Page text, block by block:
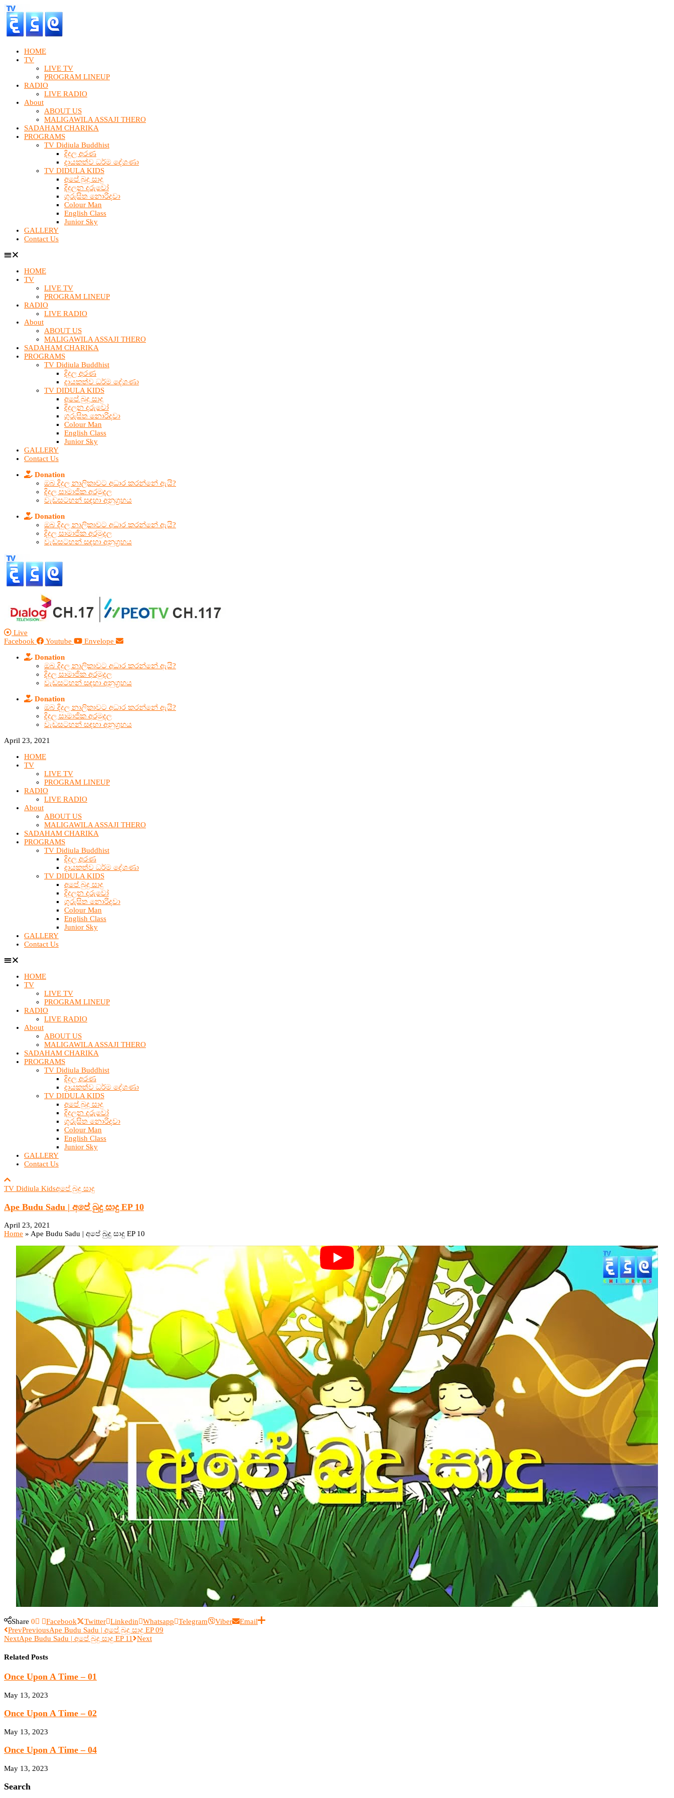
HOME
TV
LIVE TV
PROGRAM LINEUP
RADIO
LIVE RADIO
About
ABOUT US
MALIGAWILA ASSAJI THERO
SADAHAM CHARIKA
PROGRAMS
TV Didiula Buddhist
දිදුල අරණ
දායකත්ව ධර්ම දේශණා
TV DIDULA KIDS
අපේ බුදු සාදු
දිදුලන දරුවෝ
ගුරුසිත නොරිදවා
Colour Man
English Class
Junior Sky
GALLERY
Contact Us
HOME
TV
LIVE TV
PROGRAM LINEUP
RADIO
LIVE RADIO
About
ABOUT US
MALIGAWILA ASSAJI THERO
SADAHAM CHARIKA
PROGRAMS
TV Didiula Buddhist
දිදුල අරණ
දායකත්ව ධර්ම දේශණා
TV DIDULA KIDS
අපේ බුදු සාදු
දිදුලන දරුවෝ
ගුරුසිත නොරිදවා
Colour Man
English Class
Junior Sky
GALLERY
Contact Us
Donation
ඔබ දිදුල නාලිකාවට අධාර කරන්නේ ඇයි?
දිදුල සාමාජික අරමුදල
වැඩසටහන් සඳහා අනුග්‍රහය
Donation
ඔබ දිදුල නාලිකාවට අධාර කරන්නේ ඇයි?
දිදුල සාමාජික අරමුදල
වැඩසටහන් සඳහා අනුග්‍රහය
Live
Facebook
Youtube Envelope
Donation
ඔබ දිදුල නාලිකාවට අධාර කරන්නේ ඇයි?
දිදුල සාමාජික අරමුදල
වැඩසටහන් සඳහා අනුග්‍රහය
Donation
ඔබ දිදුල නාලිකාවට අධාර කරන්නේ ඇයි?
දිදුල සාමාජික අරමුදල
වැඩසටහන් සඳහා අනුග්‍රහය
April 23, 2021
HOME
TV
LIVE TV
PROGRAM LINEUP
RADIO
LIVE RADIO
About
ABOUT US
MALIGAWILA ASSAJI THERO
SADAHAM CHARIKA
PROGRAMS
TV Didiula Buddhist
දිදුල අරණ
දායකත්ව ධර්ම දේශණා
TV DIDULA KIDS
අපේ බුදු සාදු
දිදුලන දරුවෝ
ගුරුසිත නොරිදවා
Colour Man
English Class
Junior Sky
GALLERY
Contact Us
HOME
TV
LIVE TV
PROGRAM LINEUP
RADIO
LIVE RADIO
About
ABOUT US
MALIGAWILA ASSAJI THERO
SADAHAM CHARIKA
PROGRAMS
TV Didiula Buddhist
දිදුල අරණ
දායකත්ව ධර්ම දේශණා
TV DIDULA KIDS
අපේ බුදු සාදු
දිදුලන දරුවෝ
ගුරුසිත නොරිදවා
Colour Man
English Class
Junior Sky
GALLERY
Contact Us
TV Didiula Kidsඅපේ බුදු සාදු
Ape Budu Sadu | අපේ බුදු සාදු EP 10
April 23, 2021
Home » Ape Budu Sadu | අපේ බුදු සාදු EP 10
Share 0 Facebook Twitter Linkedin Whatsapp Telegram Viber
Email
PrevPreviousApe Budu Sadu | අපේ බුදු සාදු EP 09
NextApe Budu Sadu | අපේ බුදු සාදු EP 11 Next
Related Posts
Once Upon A Time – 01
May 13, 2023
Once Upon A Time – 02
May 13, 2023
Once Upon A Time – 04
May 13, 2023
Search